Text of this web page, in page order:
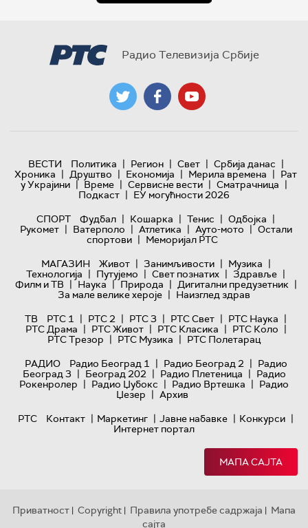
Радио Телевизија Србије
ВЕСТИ Политика | Регион | Свет | Србија данас |
Хроника | Друштво | Економија | Мерила времена | Рат
у Украјини | Време | Сервисне вести | Сматрачница |
Подкаст | ЕУ могућности 2026
СПОРТ
Фудбал | Кошарка | Тенис | Одбојка |
Рукомет | Ватерполо | Атлетика | Ауто-мото | Остали
спортови | Меморијал РТС
МАГАЗИН
Живот | Занимљивости | Музика |
Технологијa | Путујемо | Свет познатих | Здравље |
Филм и ТВ | Наука | Природа | Дигитални предузетник |
За мале велике хероје | Наизглед здрав
ТВ
РТС 1 | РТС 2 | РТС 3 | РТС Свет | РТС Наука |
РТС Драма | РТС Живот | РТС Класика | РТС Коло |
РТС Трезор | РТС Музика | РТС Полетарац
РАДИО
Радио Београд 1 | Радио Београд 2 | Радио
Београд 3 | Београд 202 | Радио Плетеница | Радио
Рокенролер | Радио Џубокс | Радио Вртешка | Радио
Џезер | Архив
РТС
Контакт | Маркетинг | Јавне набавке | Конкурси |
Интернет портал
МАПА САЈТА
Приватност | Copyright | Правила употребе садржаја | Мапа
сајта